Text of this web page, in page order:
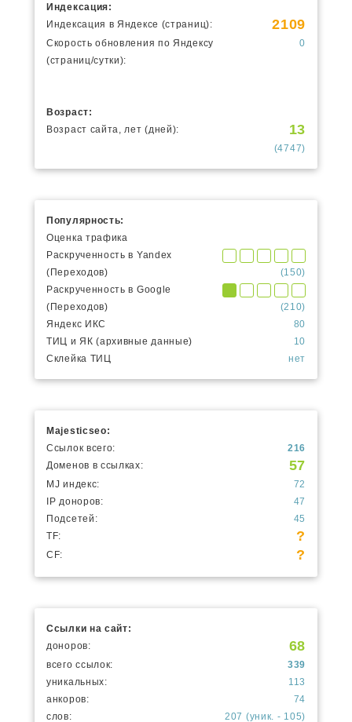
Индексация:
Индексация в Яндексе (страниц):
2109
Скорость обновления по Яндексу
(страниц/сутки):
0
Возраст:
Возраст сайта, лет (дней):
13
(4747)
Популярность:
Оценка трафика
Раскрученность в Yandex
(Переходов)
(150)
Раскрученность в Google
(Переходов)
(210)
Яндекс ИКС
80
ТИЦ и ЯК (архивные данные)
10
Склейка ТИЦ
нет
Majesticseo:
Ссылок всего:
216
Доменов в ссылках:
57
MJ индекс:
72
IP доноров:
47
Подсетей:
45
TF:
?
CF: ?
Ссылки на сайт:
доноров:
68
всего ссылок:
339
уникальных:
113
анкоров:
74
слов:
207 (уник. - 105)